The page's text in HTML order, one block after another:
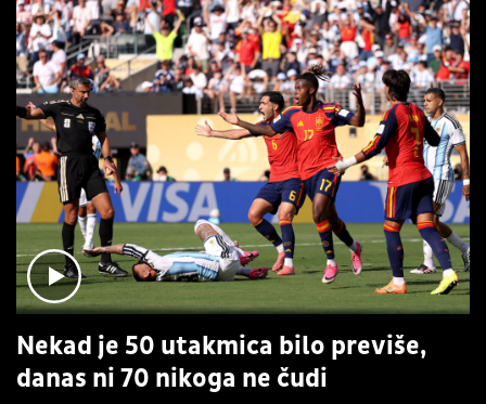
Nekad je 50 utakmica bilo previše,
danas ni 70 nikoga ne čudi